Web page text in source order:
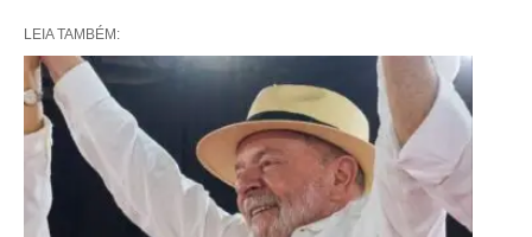
LEIA TAMBÉM: